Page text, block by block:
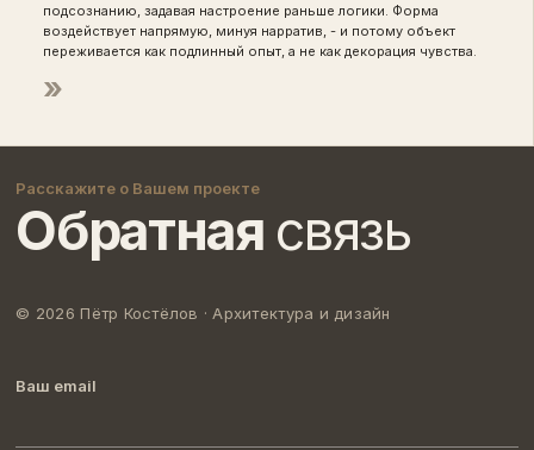
подсознанию, задавая настроение раньше логики. Форма
воздействует напрямую, минуя нарратив, - и потому объект
переживается как подлинный опыт, а не как декорация чувства.
»
Расскажите о Вашем проекте
Обратная связь
© 2026 Пётр Костёлов · Архитектура и дизайн
Ваш email